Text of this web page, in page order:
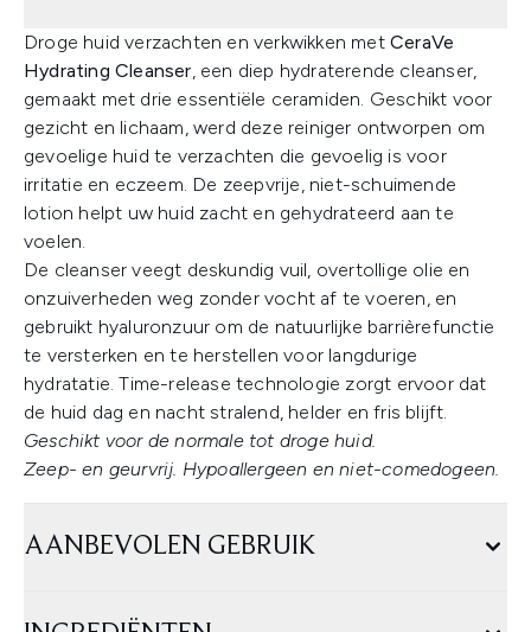
Droge huid verzachten en verkwikken met CeraVe
Hydrating Cleanser, een diep hydraterende cleanser,
gemaakt met drie essentiële ceramiden. Geschikt voor
gezicht en lichaam, werd deze reiniger ontworpen om
gevoelige huid te verzachten die gevoelig is voor
irritatie en eczeem. De zeepvrije, niet-schuimende
lotion helpt uw huid zacht en gehydrateerd aan te
voelen.
De cleanser veegt deskundig vuil, overtollige olie en
onzuiverheden weg zonder vocht af te voeren, en
gebruikt hyaluronzuur om de natuurlijke barrièrefunctie
te versterken en te herstellen voor langdurige
hydratatie. Time-release technologie zorgt ervoor dat
de huid dag en nacht stralend, helder en fris blijft.
Geschikt voor de normale tot droge huid.
Zeep- en geurvrij. Hypoallergeen en niet-comedogeen.
AANBEVOLEN GEBRUIK